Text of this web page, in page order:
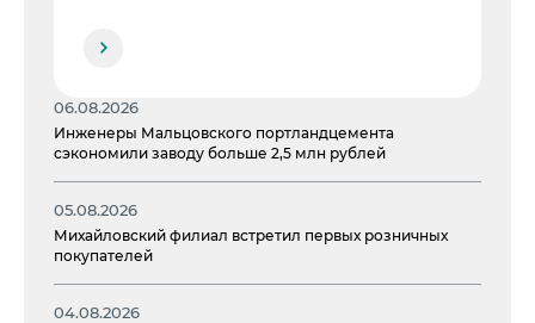
06.08.2026
Инженеры Мальцовского портландцемента
сэкономили заводу больше 2,5 млн рублей
05.08.2026
Михайловский филиал встретил первых розничных
покупателей
04.08.2026
Служба доверия